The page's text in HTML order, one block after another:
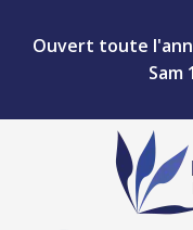
Ouvert toute
Sam